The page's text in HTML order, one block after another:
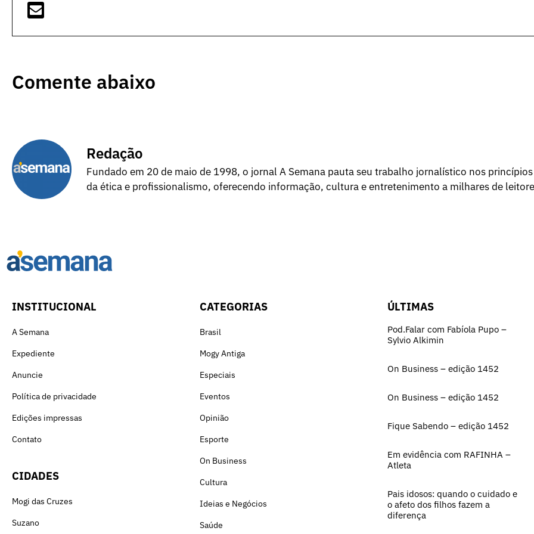
Comente abaixo
Redação
Fundado em 20 de maio de 1998, o jornal A Semana pauta seu trabalho jornalístico nos princípios
da ética e profissionalismo, oferecendo informação, cultura e entretenimento a milhares de
INSTITUCIONAL
A Semana
Expediente
Anuncie
Política de privacidade
Edições impressas
Contato
CIDADES
Mogi das Cruzes
Suzano
CATEGORIAS
Brasil
Mogy Antiga
Especiais
Eventos
Opinião
Esporte
On Business
Cultura
Ideias e Negócios
Saúde
ÚLTIMAS
Pod.Falar com Fabíola Pupo –
Sylvio Alkimin
On Business – edição 1452
On Business – edição 1452
Fique Sabendo – edição 1452
Em evidência com RAFINHA –
Atleta
Pais idosos: quando o cuidado e
o afeto dos filhos fazem a
diferença